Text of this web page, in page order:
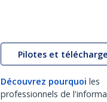
Pilotes et
Découvrez pourquoi les
professionnels de